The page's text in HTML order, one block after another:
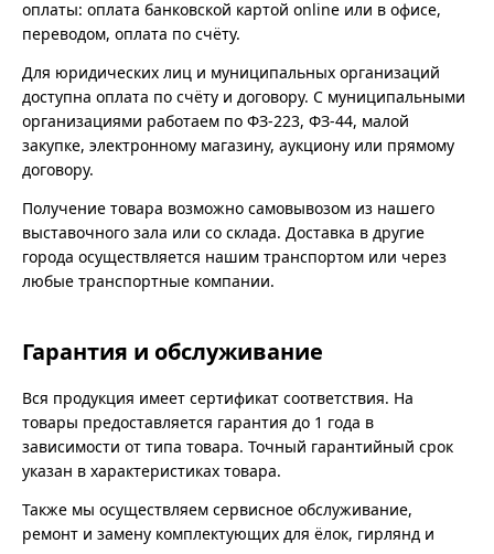
оплаты: оплата банковской картой online или в офисе,
переводом, оплата по счёту.
Для юридических лиц и муниципальных организаций
доступна оплата по счёту и договору. С муниципальными
организациями работаем по ФЗ-223, ФЗ-44, малой
закупке, электронному магазину, аукциону или прямому
договору.
Получение товара возможно самовывозом из нашего
выставочного зала или со склада. Доставка в другие
города осуществляется нашим транспортом или через
любые транспортные компании.
Гарантия и обслуживание
Вся продукция имеет сертификат соответствия. На
товары предоставляется гарантия до 1 года в
зависимости от типа товара. Точный гарантийный срок
указан в характеристиках товара.
Также мы осуществляем сервисное обслуживание,
ремонт и замену комплектующих для ёлок, гирлянд и